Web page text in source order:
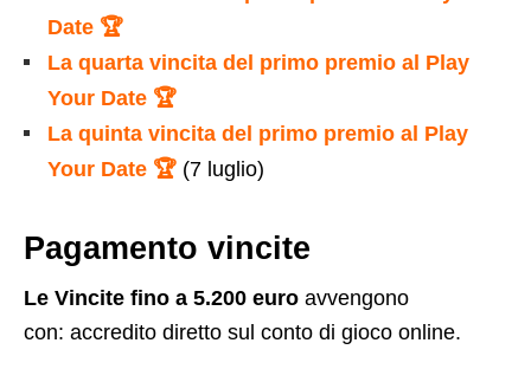
Date 🏆
La quarta vincita del primo premio al Play
Your Date 🏆
La quinta vincita del primo premio al Play
Your Date 🏆 (7 luglio)
Pagamento vincite
Le Vincite fino a 5.200 euro avvengono
con: accredito diretto sul conto di gioco online.